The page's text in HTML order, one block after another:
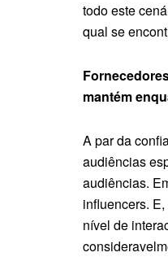
todo este
qual se
mantém
A par da
audiências
audiências.
influencers.
nível de